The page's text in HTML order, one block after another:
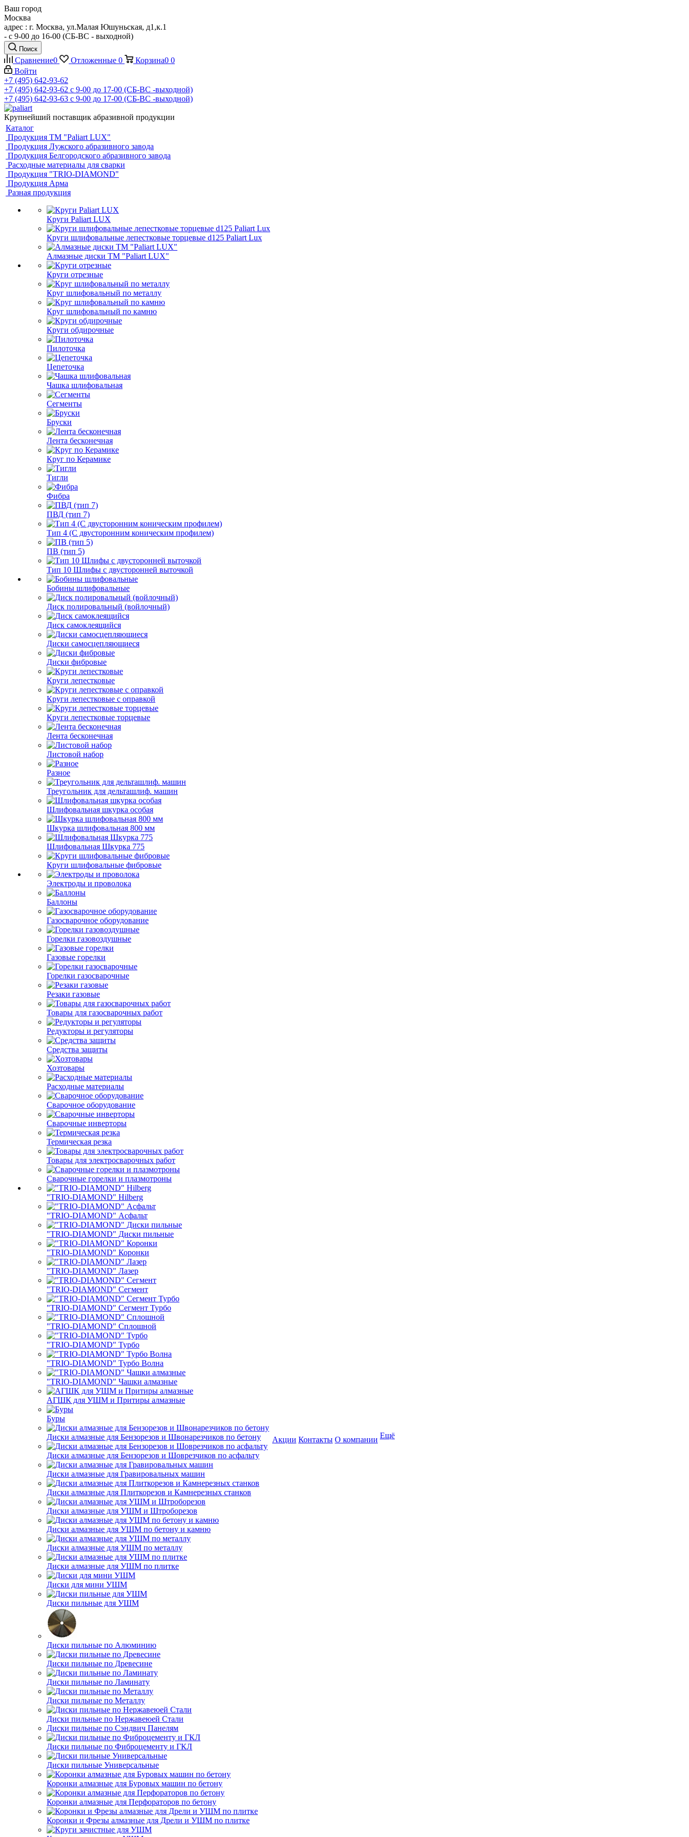
Ваш город
Москва
адрес : г. Москва, ул.Малая Юшуньская, д1,к.1
- c 9-00 до 16-00 (СБ-ВС - выходной)
Поиск
Сравнение0 Отложенные 0 Корзина0 0
Войти
+7 (495) 642-93-62
+7 (495) 642-93-62 c 9-00 до 17-00 (СБ-ВС -выходной)
+7 (495) 642-93-63 c 9-00 до 17-00 (СБ-ВС -выходной)
Крупнейший поставщик абразивной продукции
Каталог
Продукция ТМ "Paliart LUX"
Продукция Лужского абразивного завода
Продукция Белгородского абразивного завода
Расходные материалы для сварки
Продукция "TRIO-DIAMOND"
Продукция Арма
Разная продукция
Круги Paliart LUX
Круги шлифовальные лепестковые торцевые d125 Paliart Lux
Алмазные диски ТМ "Paliart LUX"
Круги отрезные
Круг шлифовальный по металлу
Круг шлифовальный по камню
Круги обдирочные
Пилоточка
Цепеточка
Чашка шлифовальная
Сегменты
Бруски
Лента бесконечная
Круг по Керамике
Тигли
Фибра
ПВД (тип 7)
Тип 4 (С двусторонним коническим профилем)
ПВ (тип 5)
Тип 10 Шлифы с двусторонней выточкой
Бобины шлифовальные
Диск полировальный (войлочный)
Диск самоклеящийся
Диски самосцепляющиеся
Диски фибровые
Круги лепестковые
Круги лепестковые с оправкой
Круги лепестковые торцевые
Лента бесконечная
Листовой набор
Разное
Треугольник для дельташлиф. машин
Шлифовальная шкурка особая
Шкурка шлифовальная 800 мм
Шлифовальная Шкурка 775
Круги шлифовальные фибровые
Электроды и проволока
Баллоны
Газосварочное оборудование
Горелки газовоздушные
Газовые горелки
Горелки газосварочные
Резаки газовые
Товары для газосварочных работ
Редукторы и регуляторы
Средства защиты
Хозтовары
Расходные материалы
Сварочное оборудование
Сварочные инверторы
Термическая резка
Товары для электросварочных работ
Сварочные горелки и плазмотроны
"TRIO-DIAMOND" Hilberg
"TRIO-DIAMOND" Асфальт
"TRIO-DIAMOND" Диски пильные
"TRIO-DIAMOND" Коронки
"TRIO-DIAMOND" Лазер
"TRIO-DIAMOND" Сегмент
"TRIO-DIAMOND" Сегмент Турбо
"TRIO-DIAMOND" Сплошной
"TRIO-DIAMOND" Турбо
"TRIO-DIAMOND" Турбо Волна
"TRIO-DIAMOND" Чашки алмазные
АГШК для УШМ и Притиры алмазные
Буры
Диски алмазные для Бензорезов и Швонарезчиков по бетону
Диски алмазные для Бензорезов и Шоврезчиков по асфальту
Диски алмазные для Гравировальных машин
Диски алмазные для Плиткорезов и Камнерезных станков
Диски алмазные для УШМ и Штроборезов
Диски алмазные для УШМ по бетону и камню
Диски алмазные для УШМ по металлу
Диски алмазные для УШМ по плитке
Диски для мини УШМ
Диски пильные для УШМ
Диски пильные по Алюминию
Диски пильные по Древесине
Диски пильные по Ламинату
Диски пильные по Металлу
Диски пильные по Нержавеюей Стали
Диски пильные по Сэндвич Панелям
Диски пильные по Фиброцементу и ГКЛ
Диски пильные Универсальные
Коронки алмазные для Буровых машин по бетону
Коронки алмазные для Перфораторов по бетону
Коронки и Фрезы алмазные для Дрели и УШМ по плитке
Акции Контакты О компании Ещё